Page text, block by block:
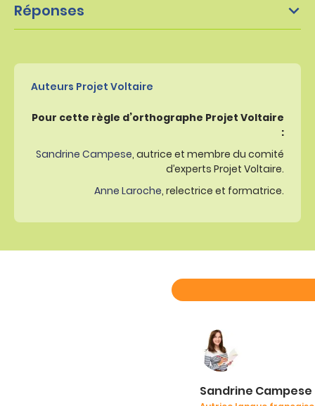
Réponses
Auteurs Projet Voltaire
Pour cette règle d’orthographe Projet Voltaire
:
Sandrine Campese, autrice et membre du comité
d’experts Projet Voltaire.
Anne Laroche, relectrice et formatrice.
Sandrine Campese